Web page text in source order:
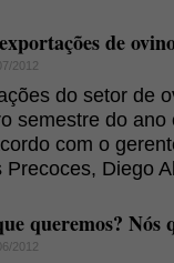
de
2012
do setor de
semestre do
com o
Precoces, Diego
queremos? Nós
2012